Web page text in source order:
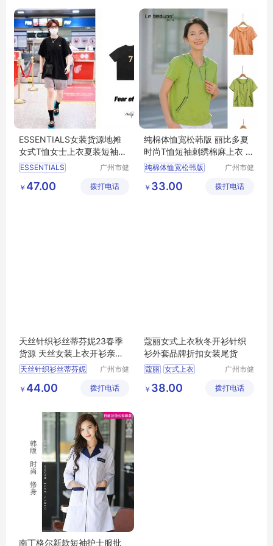
ESSENTIALS女装货源地摊
女式T恤女士上衣夏装短袖半
袖供应
ESSENTIALS
女士上衣夏装短袖
广州市健
限公司
￥ 47.00 拨打电话
纯棉体恤宽松韩版 丽比多夏
时尚T恤短袖刺绣棉麻上衣 服
装尾货市场
纯棉体恤宽松韩版
服装尾货市场
广州市健
限公司
￥ 33.00 拨打电话
天丝针织衫丝蒂芬妮23春季
货源 天丝女装上衣开衫亲肤
透气 品牌女装尾货
天丝针织衫丝蒂芬妮
品牌女装尾货
广州市健
限公司
￥ 44.00 拨打电话
蔻丽女式上衣秋冬开衫针织
衫外套品牌折扣女装尾货
蔻丽 女式上衣
针织衫外套
广州市健
限公司
￥ 38.00 拨打电话
南丁格尔新款短袖护士服批